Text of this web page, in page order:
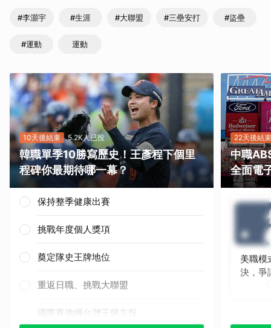
#李灝宇 #生涯 #大聯盟 #三壘安打 #盜壘
#運動 運動
10天後結束 5.2K人已投
韓職單季10勝寫歷史！王彥程下個里
程碑你最期待哪一幕？
保持整季健康出賽
挑戰年度個人獎項
奠定隊史王牌地位
重返日職、挑戰大聯盟
國際賽擔綱台灣王牌主投
22天後結束
中職
全面電
美職模
決，爭